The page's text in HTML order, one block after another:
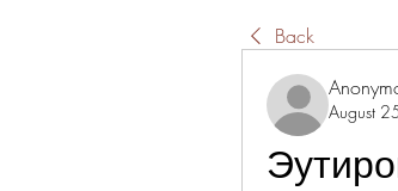
Back
August